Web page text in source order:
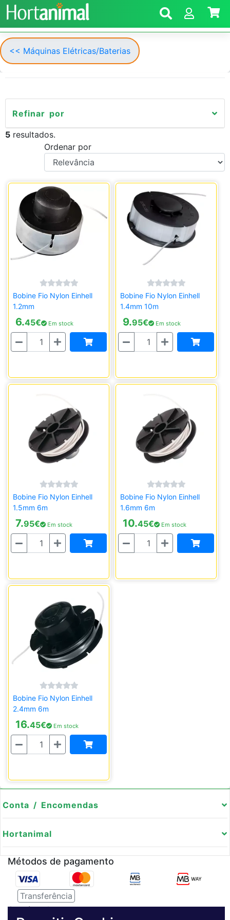
<< Máquinas Elétricas/Baterias
Refinar por
5 resultados.
Ordenar por
Bobine Fio Nylon Einhell
1.2mm
6.45€ Em stock
Quantidade
Bobine Fio Nylon Einhell
1.4mm 10m
9.95€ Em stock
Quantidade
Bobine Fio Nylon Einhell
1.5mm 6m
7.95€ Em stock
Quantidade
Bobine Fio Nylon Einhell
1.6mm 6m
10.45€ Em stock
Quantidade
Bobine Fio Nylon Einhell
2.4mm 6m
16.45€ Em stock
Quantidade
Conta / Encomendas
Hortanimal
Métodos de pagamento
Transferência
Serviço de entregas